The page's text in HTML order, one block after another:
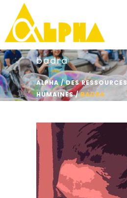
badra
ALPHA/DES RESSOURCES
HUMAINES/BADRA